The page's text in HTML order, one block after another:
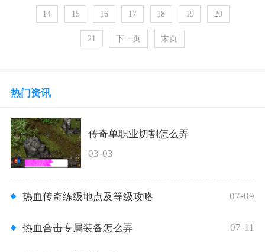
14 15 16 17 18 19 20
21 下一页 末页
热门资讯
传奇单职业切割怎么弄
03-03
热血传奇练级地点及等级攻略 07-09
热血合击专属装备怎么弄 07-11